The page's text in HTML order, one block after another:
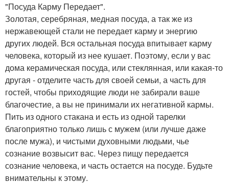
"Посуда Карму Передает".
Золотая, серебряная, медная посуда, а так же из
нержавеющей стали не передает карму и энергию
других людей. Вся остальная посуда впитывает карму
человека, который из нее кушает. Поэтому, если у вас
дома керамическая посуда, или стеклянная, или какая-то
другая - отделите часть для своей семьи, а часть для
гостей, чтобы приходящие люди не забирали ваше
благочестие, а вы не принимали их негативной кармы.
Пить из одного стакана и есть из одной тарелки
благоприятно только лишь с мужем (или лучше даже
после мужа), и чистыми духовными людьми, чье
сознание возвысит вас. Через пищу передается
сознание человека, и часть остается на посуде. Будьте
внимательны к этому.